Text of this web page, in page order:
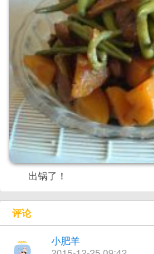
出锅了！
评论
小肥羊